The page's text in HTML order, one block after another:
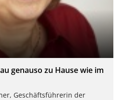
genauso zu Hause wie im
Geschäftsführerin der